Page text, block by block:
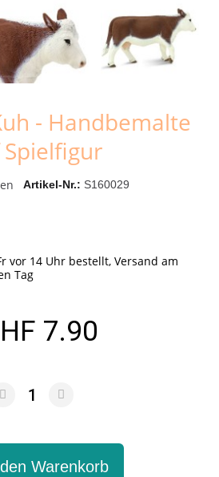
- Handbemalte
Artikel-Nr. S160029
vor 14 Uhr bestellt, Versand am
Tag
7.90
Warenkorb